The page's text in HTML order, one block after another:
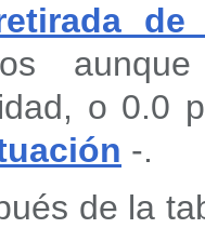
de
aunque
o 0.0
-.
de la